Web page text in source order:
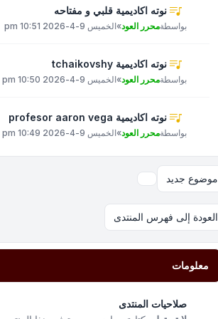
نوته اكاديمية قلبي و مفتاحه
بواسطةمحرر العود»الخميس 9-4-2026 10:51 pm
نوته اكاديمية tchaikovshy
بواسطةمحرر العود»الخميس 9-4-2026 10:50 pm
نوته اكاديمية profesor aaron vega
بواسطةمحرر العود»الخميس 9-4-2026 10:49 pm
موضوع جديد خيارات العرض والترتيب
العودة إلى فهرس المنتدى
معلومات
صلاحيات المنتدى